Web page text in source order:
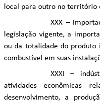
local para outro no território
XXX –
legislação vigente, a
ou da totalidade do
combustível em suas
XXXI –
atividades econômicas
desenvolvimento, a